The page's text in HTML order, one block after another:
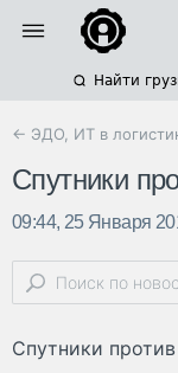
Найти
← ЭДО, ИТ в
Спутники
09:44, 25 Января
Спутники